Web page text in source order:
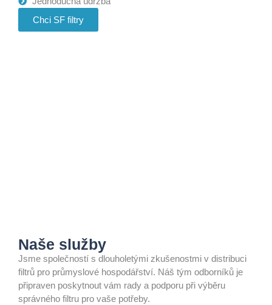
Chci SF filtry
Naše služby
Jsme společností s dlouholetými zkušenostmi v distribuci
filtrů pro průmyslové hospodářství. Náš tým odborníků je
připraven poskytnout vám rady a podporu při výběru
správného filtru pro vaše potřeby.